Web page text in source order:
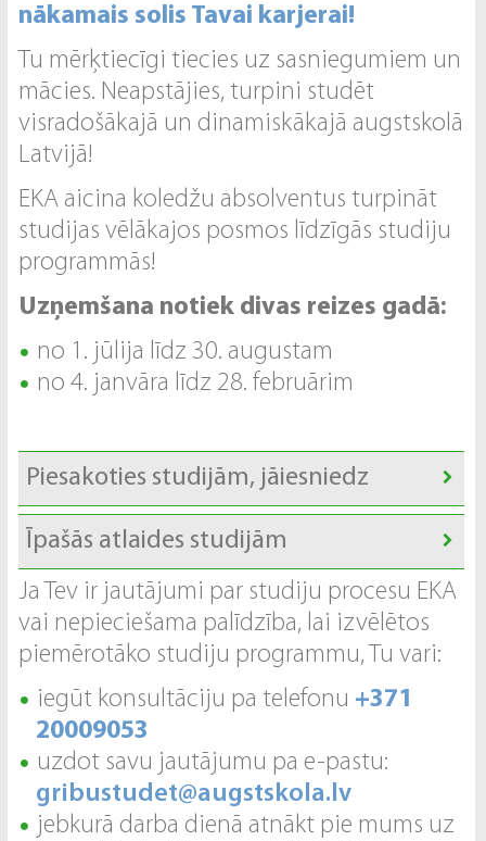
nākamais solis Tavai karjerai!
Tu mērķtiecīgi tiecies uz sasniegumiem un
mācies. Neapstājies, turpini studēt
visradošākajā un dinamiskākajā augstskolā
Latvijā!
EKA aicina koledžu absolventus turpināt
studijas vēlākajos posmos līdzīgās studiju
programmās!
Uzņemšana notiek divas reizes gadā:
no 1. jūlija līdz 30. augustam
no 4. janvāra līdz 28. februārim
Piesakoties studijām, jāiesniedz
Īpašās atlaides studijām
Ja Tev ir jautājumi par studiju procesu EKA
vai nepieciešama palīdzība, lai izvēlētos
piemērotāko studiju programmu, Tu vari:
iegūt konsultāciju pa telefonu +371
20009053
uzdot savu jautājumu pa e-pastu:
gribustudet@augstskola.lv
jebkurā darba dienā atnākt pie mums uz